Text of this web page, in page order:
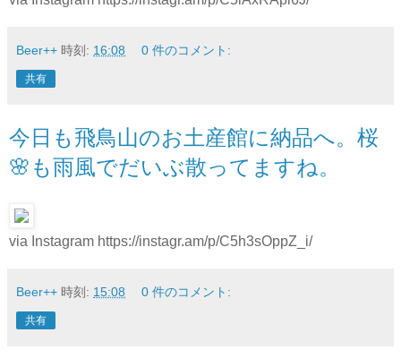
Beer++ 時刻: 16:08 0 件のコメント:
共有
今日も飛鳥山のお土産館に納品へ。桜
🌸も雨風でだいぶ散ってますね。
via Instagram https://instagr.am/p/C5h3sOppZ_i/
Beer++ 時刻: 15:08 0 件のコメント:
共有